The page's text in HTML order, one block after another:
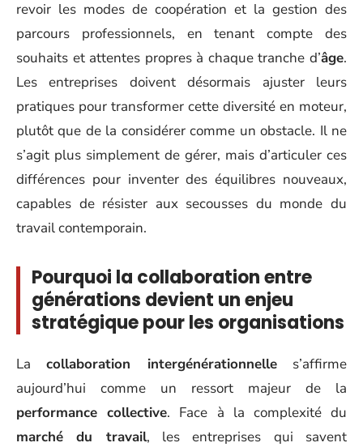
revoir les modes de coopération et la gestion des
parcours professionnels, en tenant compte des
souhaits et attentes propres à chaque tranche d’âge.
Les entreprises doivent désormais ajuster leurs
pratiques pour transformer cette diversité en moteur,
plutôt que de la considérer comme un obstacle. Il ne
s’agit plus simplement de gérer, mais d’articuler ces
différences pour inventer des équilibres nouveaux,
capables de résister aux secousses du monde du
travail contemporain.
Pourquoi la collaboration entre
générations devient un enjeu
stratégique pour les organisations
Lacollaboration intergénérationnelles’affirme
aujourd’hui comme un ressort majeur de la
performance collective. Face à la complexité du
marché du travail, les entreprises qui savent